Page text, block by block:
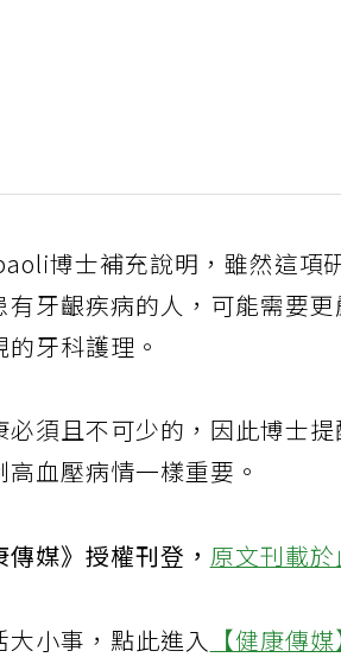
博士補充說明，雖然這項
有牙齦疾病的人，可能需要
牙科護理。
必須且不可少的，因此博士
高血壓病情一樣重要。
媒》授權刊登，原文刊載
小事，點此進入【健康傳